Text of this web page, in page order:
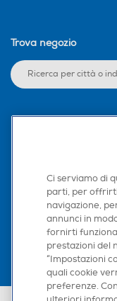
Trova negozio
Scarica la nostra
Ci serviamo di
parti, per
navigazione,
annunci in
fornirti
prestazioni del
“Impostazioni
quali cookie
preferenze.